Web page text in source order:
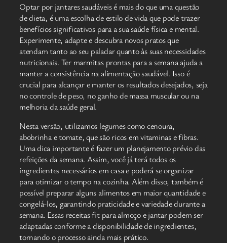
Optar por jantares saudáveis é mais do que uma questão
de dieta, é uma escolha de estilo de vida que pode trazer
benefícios significativos para a sua saúde física e mental.
Experimente, adapte e descubra novos pratos que
atendam tanto ao seu paladar quanto às suas necessidades
nutricionais. Ter marmitas prontas para a semana ajuda a
manter a consistência na alimentação saudável. Isso é
crucial para alcançar e manter os resultados desejados, seja
no controle de peso, no ganho de massa muscular ou na
melhoria da saúde geral.
Nesta versão, utilizamos legumes como cenoura,
abobrinha e tomate, que são ricos em vitaminas e fibras.
Uma dica importante é fazer um planejamento prévio das
refeições da semana. Assim, você já terá todos os
ingredientes necessários em casa e poderá se organizar
para otimizar o tempo na cozinha. Além disso, também é
possível preparar alguns alimentos em maior quantidade e
congelá-los, garantindo praticidade e variedade durante a
semana. Essas receitas fit para almoço e jantar podem ser
adaptadas conforme a disponibilidade de ingredientes,
tornando o processo ainda mais prático.